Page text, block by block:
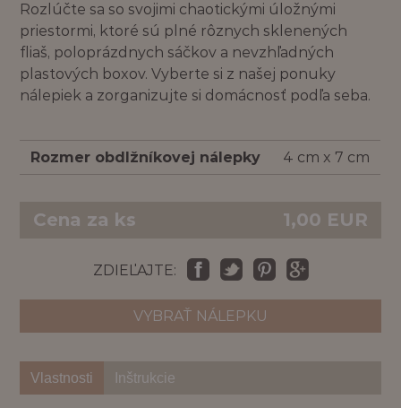
Rozlúčte sa so svojimi chaotickými úložnými
priestormi, ktoré sú plné rôznych sklenených
fliaš, poloprázdnych sáčkov a nevzhľadných
plastových boxov. Vyberte si z našej ponuky
nálepiek a zorganizujte si domácnosť podľa seba.
Rozmer obdlžníkovej nálepky 4 cm x 7 cm
Cena za ks 1,00 EUR
ZDIEĽAJTE:
VYBRAŤ NÁLEPKU
Vlastnosti Inštrukcie